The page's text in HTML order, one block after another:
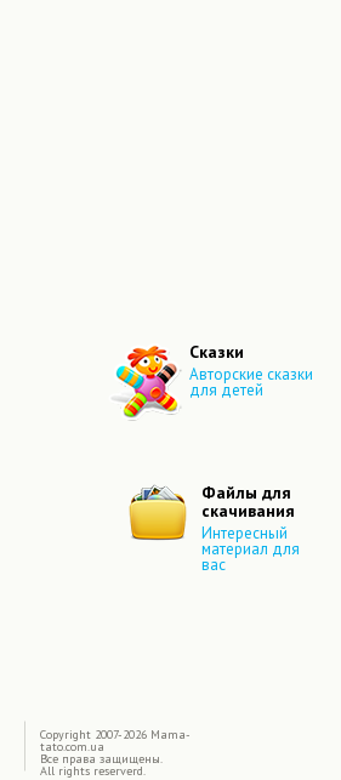
Сказки
Авторские сказки
для детей
Файлы для
скачивания
Интересный
материал для
вас
Copyright 2007-2026 Mama-
tato.com.ua
Все права защищены.
All rights reserverd.